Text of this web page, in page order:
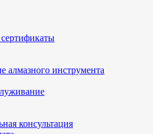
алмазного инструмента
консультация